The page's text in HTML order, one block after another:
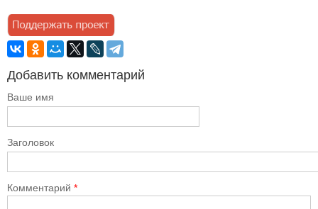
Добавить комментарий
Ваше имя
Заголовок
Комментарий *